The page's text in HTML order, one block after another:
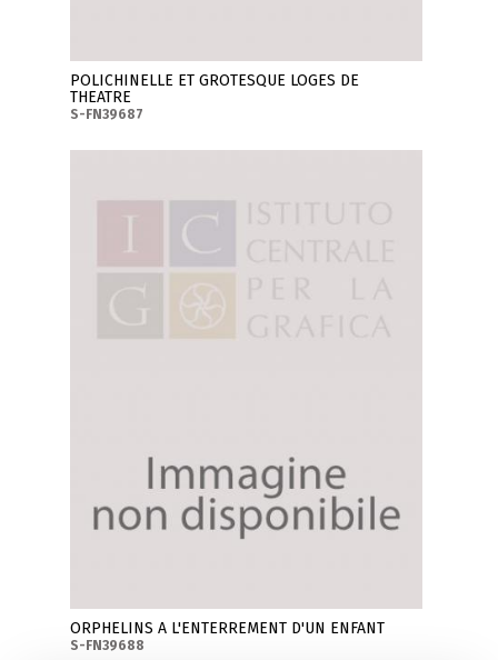
POLICHINELLE ET GROTESQUE LOGES DE
THEATRE
S-FN39687
ORPHELINS A L'ENTERREMENT D'UN ENFANT
S-FN39688